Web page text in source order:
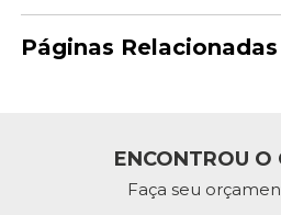
Páginas
ENCONTROU O
Faça seu